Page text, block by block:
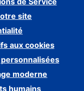
site
aux cookies
moderne
humains